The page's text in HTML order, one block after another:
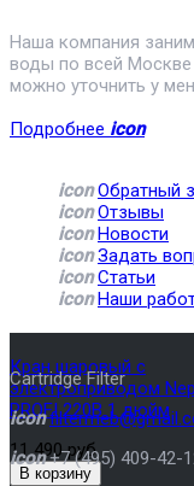
Кран шаровый с
электроприводом
PROFI 220В 1 дюйм
11 490 руб
Наша компания
воды по всей
можно уточнить у
Подробнее icon
icon Обратный
icon Отзывы
icon Новости
icon Задать
icon Статьи
icon Наши
Cartridge Filter
icon
icon +7 (495) 409-42-